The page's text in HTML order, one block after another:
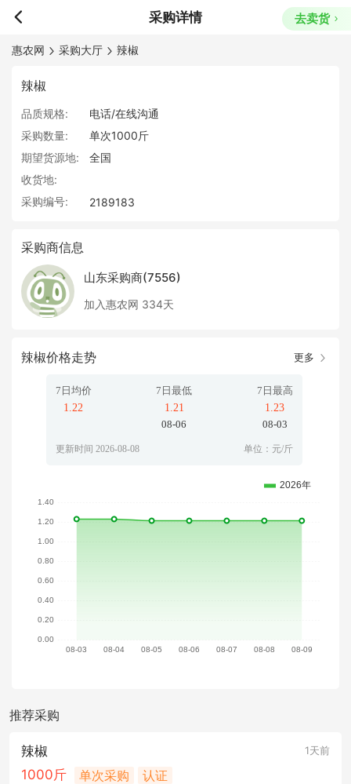
采购详情 去卖货
惠农网 采购大厅 辣椒
辣椒
品质规格:
电话/在线沟通
采购数量:
单次1000斤
期望货源地:
全国
收货地:
采购编号:
2189183
采购商信息
山东采购商(7556)
加入惠农网 334天
辣椒价格走势 更多
7日均价
1.22
7日最低
1.21
08-06
7日最高
1.23
08-03
更新时间 2026-08-08 单位：元/斤
推荐采购
辣椒 1天前
1000斤 单次采购 认证